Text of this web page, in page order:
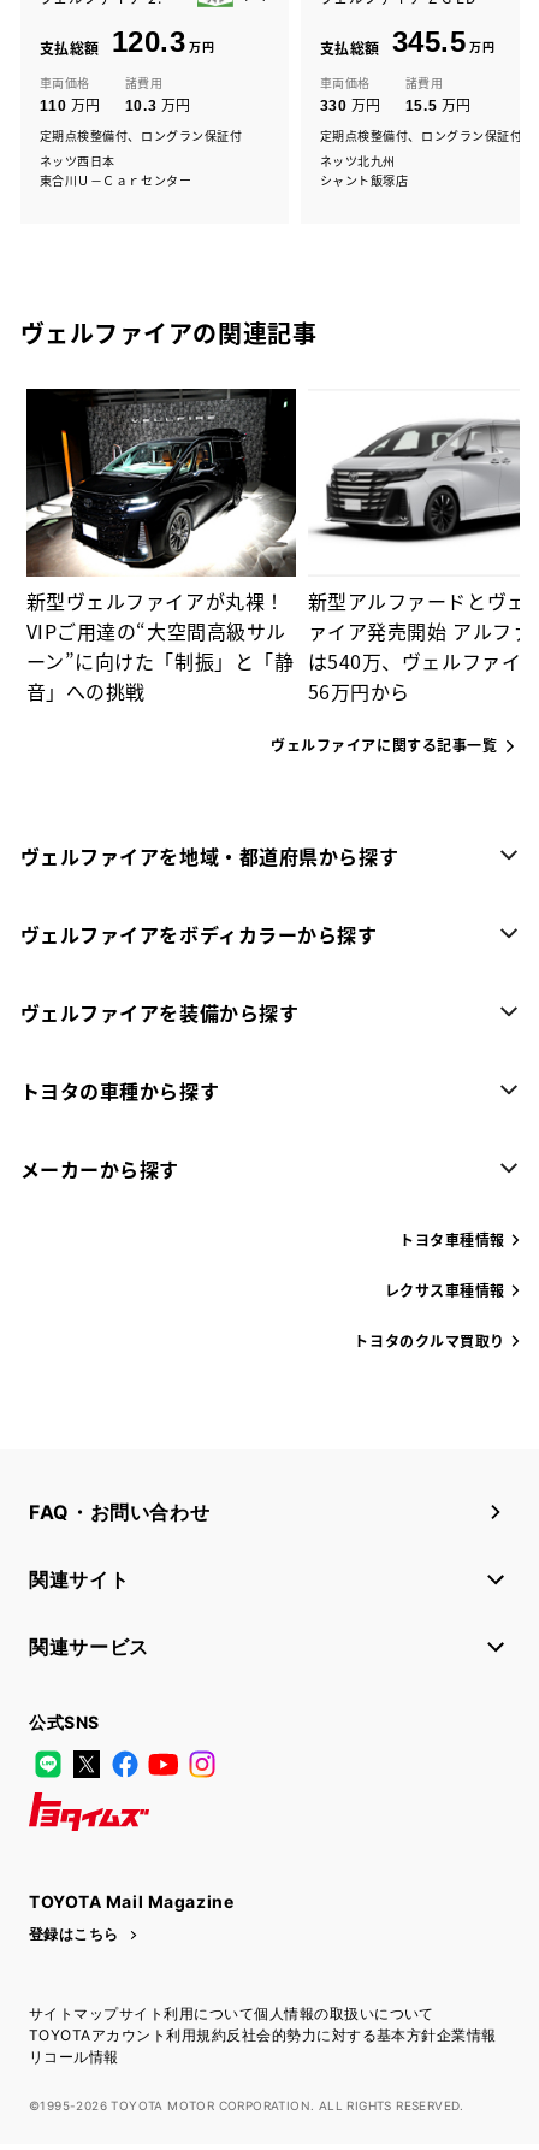
支払総額 120.3 万円
車両価格
110 万円
諸費用
10.3 万円
定期点検整備付、ロングラン保証付
ネッツ西日本
東合川Ｕ－Ｃａｒセンター
支払総額 345.5 万円
車両価格
330 万円
諸費用
15.5 万円
定期点検整備付、ロングラン保証付
ネッツ北九州
シャント飯塚店
ヴェルファイアの関連記事
新型ヴェルファイアが丸裸！
VIPご用達の“大空間高級サル
ーン”に向けた「制振」と「静
音」への挑戦
新型アルファードとヴェ
ァイア発売開始 アルファ
は540万、ヴェルファイ
56万円から
ヴェルファイアに関する記事一覧
ヴェルファイアを地域・都道府県から探す
ヴェルファイアをボディカラーから探す
ヴェルファイアを装備から探す
トヨタの車種から探す
メーカーから探す
トヨタ車種情報
レクサス車種情報
トヨタのクルマ買取り
FAQ・お問い合わせ
関連サイト
関連サービス
公式SNS
LINE
X FacebookYouTube
TOYOTA Mail Magazine
登録はこちら
サイトマップサイト利用について個人情報の取扱いについて
TOYOTAアカウント利用規約反社会的勢力に対する基本方針企業情報
リコール情報
©1995-2026 TOYOTA MOTOR CORPORATION. ALL RIGHTS RESERVED.